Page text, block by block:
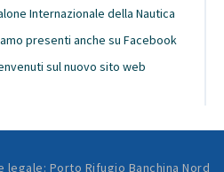
Internazionale della Nautica
presenti anche su Facebook
sul nuovo sito web
legale: Porto Rifugio Banchina Nord